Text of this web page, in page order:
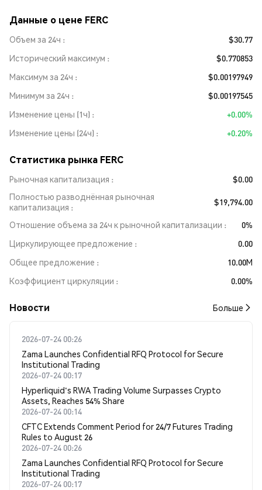
Данные о цене FERC
Объем за 24ч
$30.77
Исторический максимум
$0.770853
Максимум за 24ч
$0.00197949
Минимум за 24ч
$0.00197545
Изменение цены (1ч)
+0.00%
Изменение цены (24ч)
+0.20%
Статистика рынка FERC
Рыночная капитализация
$0.00
Полностью разводнённая рыночная
капитализация
$19,794.00
Отношение объема за 24ч к рыночной капитализации
0%
Циркулирующее предложение
0.00
Общее предложение
10.00M
Коэффициент циркуляции
0.00%
Новости Больше
2026-07-24 00:26
Zama Launches Confidential RFQ Protocol for Secure
Institutional Trading
2026-07-24 00:17
Hyperliquid's RWA Trading Volume Surpasses Crypto
Assets, Reaches 54% Share
2026-07-24 00:14
CFTC Extends Comment Period for 24/7 Futures Trading
Rules to August 26
2026-07-24 00:26
Zama Launches Confidential RFQ Protocol for Secure
Institutional Trading
2026-07-24 00:17